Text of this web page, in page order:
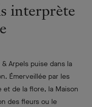
interprète
Arpels puise dans la
Émerveillée par les
de la flore, la Maison
des fleurs ou le